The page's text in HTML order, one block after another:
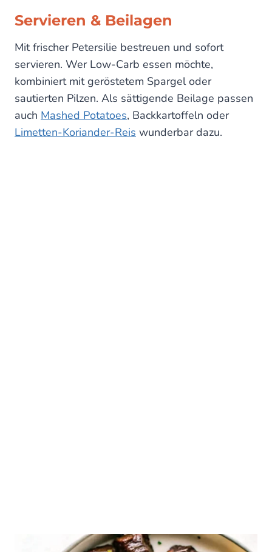
Servieren & Beilagen
Mit frischer Petersilie bestreuen und sofort
servieren. Wer Low-Carb essen möchte,
kombiniert mit geröstetem Spargel oder
sautierten Pilzen. Als sättigende Beilage passen
auch Mashed Potatoes, Backkartoffeln oder
Limetten-Koriander-Reis wunderbar dazu.